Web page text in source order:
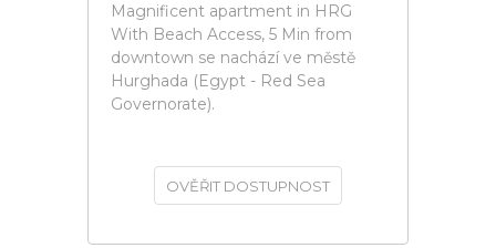
Magnificent apartment in HRG
With Beach Access, 5 Min from
downtown se nachází ve městě
Hurghada (Egypt - Red Sea
Governorate).
OVĚŘIT DOSTUPNOST